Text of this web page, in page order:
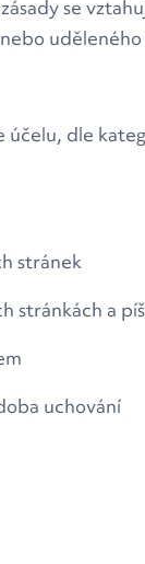
se
uděleného
dle
stránek
stránkách a
uchování